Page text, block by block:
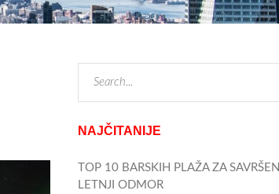
NAJČITANIJE
TOP 10 BARSKIH PLAŽA ZA SAVRŠEN
LETNJI ODMOR